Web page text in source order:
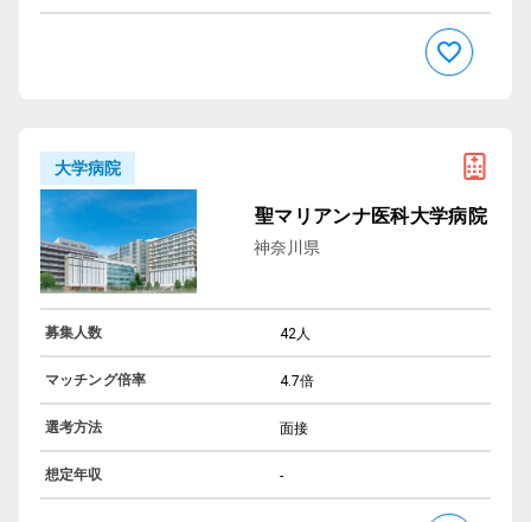
大学病院
聖マリアンナ医科大学病院
神奈川県
募集人数 42人
マッチング倍率 4.7倍
選考方法 面接
想定年収 -